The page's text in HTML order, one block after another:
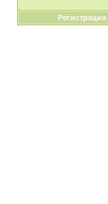
Регистрация